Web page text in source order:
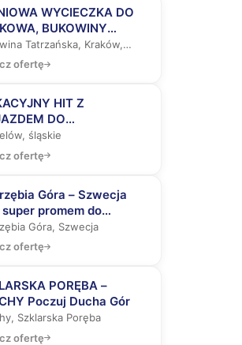
WYCIECZKA DO
BUKOWINY
I
Tatrzańska, Kraków,
ofertę
HIT Z
DO
WIEDNIA, NA
DO
śląskie
ofertę
Góra – Szwecja
super promem do
z rekinami,
Tag, Misja Specjalna
Góra, Szwecja
ofertę
PORĘBA –
CZECHY Poczuj Ducha Gór
Szklarska Poręba
ofertę